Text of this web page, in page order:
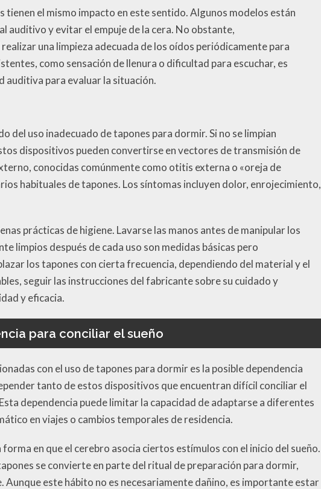
el mismo impacto en este sentido. Algunos modelos están
auditivo y evitar el empuje de la cera. No obstante,
una limpieza adecuada de los oídos periódicamente para
como sensación de llenura o dificultad para escuchar, es
auditiva para evaluar la situación.
del uso inadecuado de tapones para dormir. Si no se limpian
dispositivos pueden convertirse en vectores de transmisión de
conocidas comúnmente como otitis externa o «oreja de
habituales de tapones. Los síntomas incluyen dolor, enrojecimiento,
prácticas de higiene. Lavarse las manos antes de manipular los
limpios después de cada uso son medidas básicas pero
los tapones con cierta frecuencia, dependiendo del material y el
seguir las instrucciones del fabricante sobre su cuidado y
y eficacia.
para conciliar el sueño
con el uso de tapones para dormir es la posible dependencia
tanto de estos dispositivos que encuentran difícil conciliar el
dependencia puede limitar la capacidad de adaptarse a diferentes
en viajes o cambios temporales de residencia.
en que el cerebro asocia ciertos estímulos con el inicio del sueño.
se convierte en parte del ritual de preparación para dormir,
Aunque este hábito no es necesariamente dañino, es importante estar